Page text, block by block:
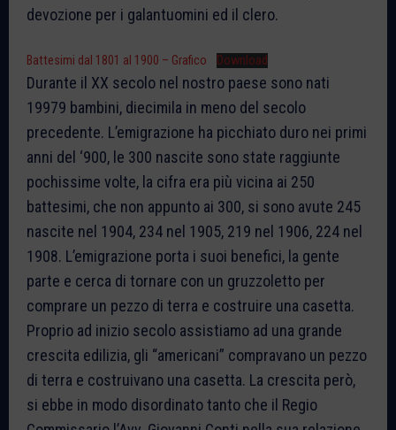
devozione per i galantuomini ed il clero.
Battesimi dal 1801 al 1900 – Grafico Download
Durante il XX secolo nel nostro paese sono nati
19979 bambini, diecimila in meno del secolo
precedente. L’emigrazione ha picchiato duro nei primi
anni del ‘900, le 300 nascite sono state raggiunte
pochissime volte, la cifra era più vicina ai 250
battesimi, che non appunto ai 300, si sono avute 245
nascite nel 1904, 234 nel 1905, 219 nel 1906, 224 nel
1908. L’emigrazione porta i suoi benefici, la gente
parte e cerca di tornare con un gruzzoletto per
comprare un pezzo di terra e costruire una casetta.
Proprio ad inizio secolo assistiamo ad una grande
crescita edilizia, gli “americani” compravano un pezzo
di terra e costruivano una casetta. La crescita però,
si ebbe in modo disordinato tanto che il Regio